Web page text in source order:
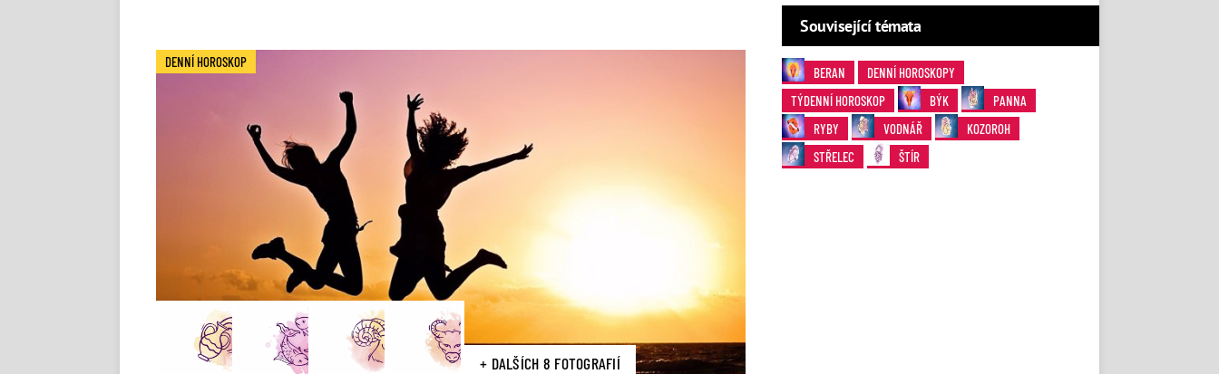
+ DALŠÍCH 8 FOTOGRAFIÍ
DENNÍ HOROSKOP
Související témata
BERAN
DENNÍ HOROSKOPY
TÝDENNÍ HOROSKOP
BÝK
PANNA
RYBY
VODNÁŘ
KOZOROH
STŘELEC
ŠTÍR